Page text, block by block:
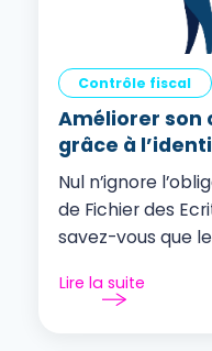
Contrôle fiscal
Améliorer
grâce à
Nul n’ignore
de Fichier des
savez-vous que
Lire la suite